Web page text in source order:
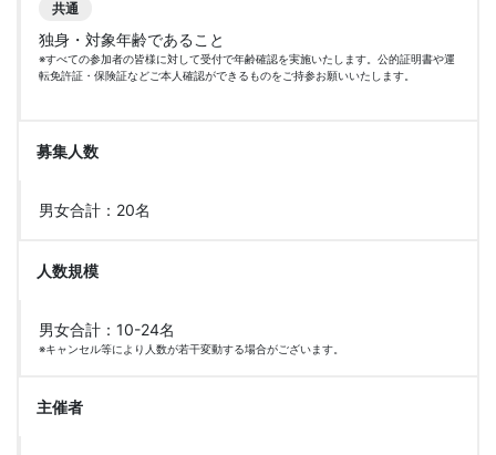
共通
独身・対象年齢であること
※すべての参加者の皆様に対して受付で年齢確認を実施いたします。公的証明書や運
転免許証・保険証などご本人確認ができるものをご持参お願いいたします。
募集人数
男女合計：20名
人数規模
男女合計：10-24名
※キャンセル等により人数が若干変動する場合がございます。
主催者